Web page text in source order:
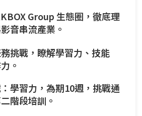
Group 生態圈，徹底理
音串流產業。
挑戰，瞭解學習力、技能
。
學習力，為期10週，挑戰通
階段培訓。